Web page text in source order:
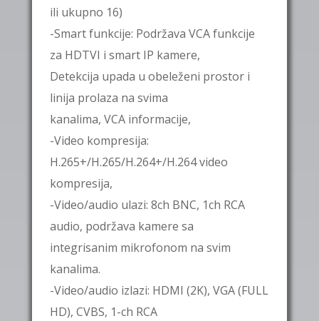
ili ukupno 16)
-Smart funkcije: Podržava VCA funkcije
za HDTVI i smart IP kamere,
Detekcija upada u obeleženi prostor i
linija prolaza na svima
kanalima, VCA informacije,
-Video kompresija:
H.265+/H.265/H.264+/H.264 video
kompresija,
-Video/audio ulazi: 8ch BNC, 1ch RCA
audio, podržava kamere sa
integrisanim mikrofonom na svim
kanalima.
-Video/audio izlazi: HDMI (2K), VGA (FULL
HD), CVBS, 1-ch RCA